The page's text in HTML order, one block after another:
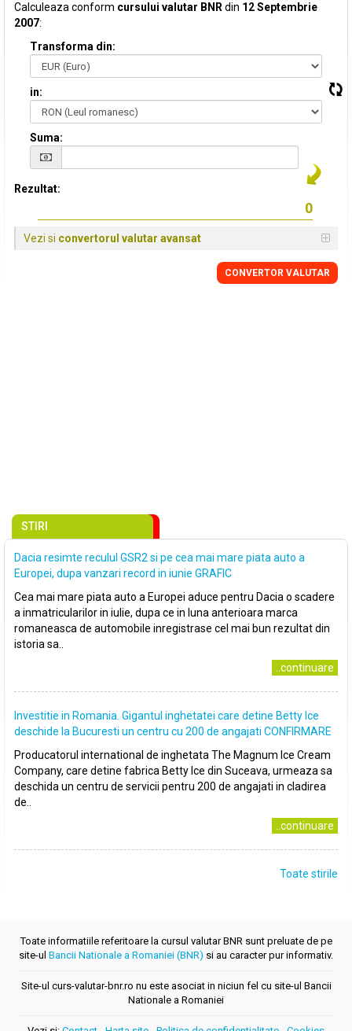
Calculeaza conform cursului valutar BNR din 12 Septembrie
2007:
Transforma din:
in:
Suma:
Rezultat:
Vezi si convertorul valutar avansat
CONVERTOR VALUTAR
STIRI
Dacia resimte reculul GSR2 si pe cea mai mare piata auto a
Europei, dupa vanzari record in iunie GRAFIC
Cea mai mare piata auto a Europei aduce pentru Dacia o scadere
a inmatricularilor in iulie, dupa ce in luna anterioara marca
romaneasca de automobile inregistrase cel mai bun rezultat din
istoria sa..
..continuare
Investitie in Romania. Gigantul inghetatei care detine Betty Ice
deschide la Bucuresti un centru cu 200 de angajati CONFIRMARE
Producatorul international de inghetata The Magnum Ice Cream
Company, care detine fabrica Betty Ice din Suceava, urmeaza sa
deschida un centru de servicii pentru 200 de angajati in cladirea
de..
..continuare
Toate stirile
Toate informatiile referitoare la cursul valutar BNR sunt preluate de pe
site-ul Bancii Nationale a Romaniei (BNR) si au caracter pur informativ.
Site-ul curs-valutar-bnr.ro nu este asociat in niciun fel cu site-ul Bancii
Nationale a Romaniei